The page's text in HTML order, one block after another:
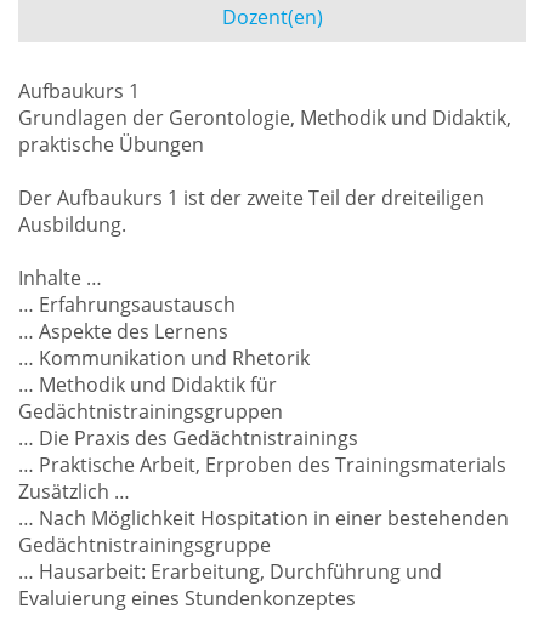
Dozent(en)
Aufbaukurs 1
Grundlagen der Gerontologie, Methodik und Didaktik,
praktische Übungen
Der Aufbaukurs 1 ist der zweite Teil der dreiteiligen
Ausbildung.
Inhalte …
… Erfahrungsaustausch
… Aspekte des Lernens
… Kommunikation und Rhetorik
… Methodik und Didaktik für
Gedächtnistrainingsgruppen
… Die Praxis des Gedächtnistrainings
… Praktische Arbeit, Erproben des Trainingsmaterials
Zusätzlich …
… Nach Möglichkeit Hospitation in einer bestehenden
Gedächtnistrainingsgruppe
… Hausarbeit: Erarbeitung, Durchführung und
Evaluierung eines Stundenkonzeptes